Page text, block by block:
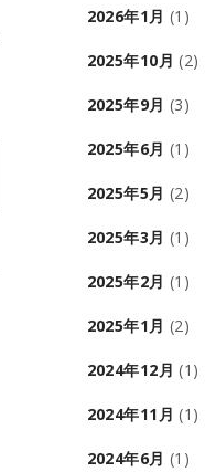
2026年1月 (1)
2025年10月 (2)
2025年9月 (3)
2025年6月 (1)
2025年5月 (2)
2025年3月 (1)
2025年2月 (1)
2025年1月 (2)
2024年12月 (1)
2024年11月 (1)
2024年6月 (1)